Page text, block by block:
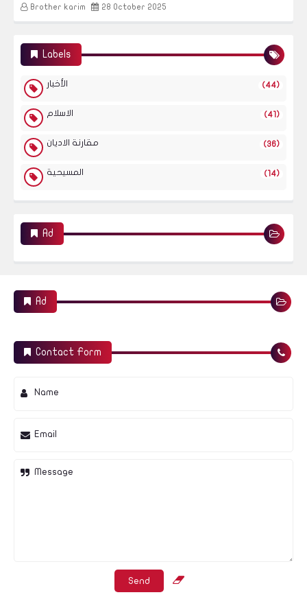
Brother karim 28 October 2025
Labels
الأخبار (44)
الاسلام (41)
مقارنة الاديان (36)
المسيحية (14)
Ad
Ad
Contact Form
Name
Email
Message